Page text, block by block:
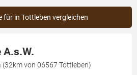
für in Tottleben vergleichen
(32km von 06567 Tottleben)